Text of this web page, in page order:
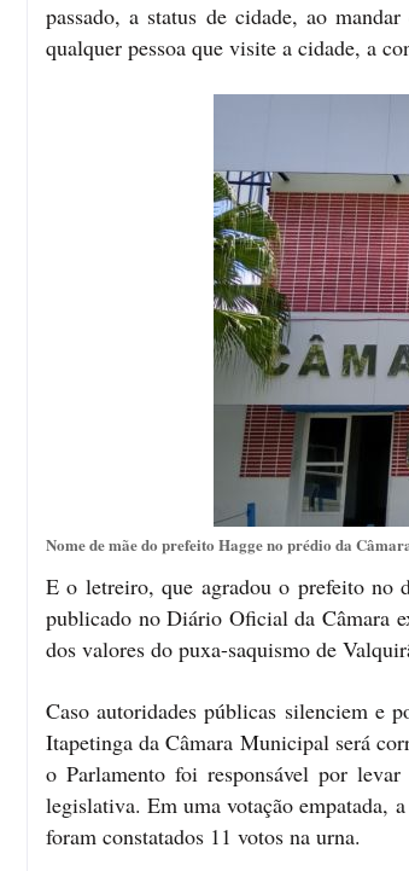
passado, a status de cidade, ao
qualquer pessoa que visite a cidade, a
Nome de mãe do prefeito Hagge no prédio da
E o letreiro, que agradou o prefeito no
publicado no Diário Oficial da Câmara
dos valores do puxa-saquismo de
Caso autoridades públicas silenciem e
Itapetinga da Câmara Municipal será
o Parlamento foi responsável por
legislativa. Em uma votação empatada,
foram constatados 11 votos na urna.